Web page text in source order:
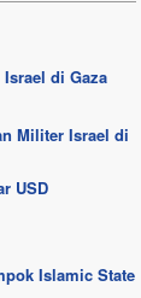
di Gaza
Militer Israel di
USD
Islamic State